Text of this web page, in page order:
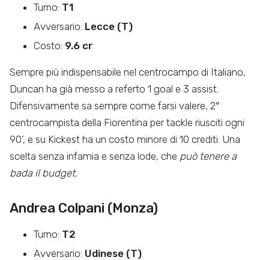
Turno: T1
Avversario: Lecce (T)
Costo: 9.6 cr
Sempre più indispensabile nel centrocampo di Italiano,
Duncan ha già messo a referto 1 goal e 3 assist.
Difensivamente sa sempre come farsi valere, 2°
centrocampista della Fiorentina per tackle riusciti ogni
90’, e su Kickest ha un costo minore di 10 crediti. Una
scelta senza infamia e senza lode, che può tenere a
bada il budget.
Andrea Colpani (Monza)
Turno: T2
Avversario: Udinese (T)